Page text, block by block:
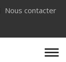
Nous contacter
Instagram
le compte